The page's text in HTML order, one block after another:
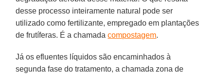
desse processo inteiramente natural pode ser
utilizado como fertilizante, empregado em plantações
de frutíferas. É a chamadacompostagem.
Já os efluentes líquidos são encaminhados à
segunda fase do tratamento, a chamada zona de